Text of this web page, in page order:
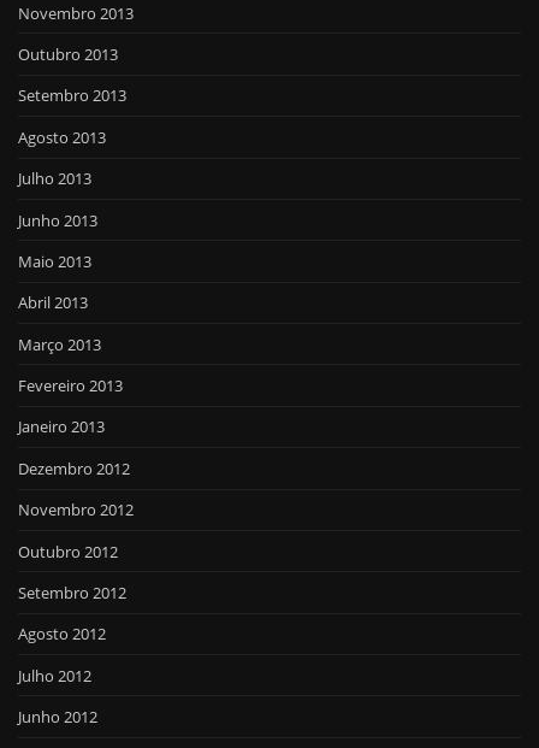
Novembro 2013
Outubro 2013
Setembro 2013
Agosto 2013
Julho 2013
Junho 2013
Maio 2013
Abril 2013
Março 2013
Fevereiro 2013
Janeiro 2013
Dezembro 2012
Novembro 2012
Outubro 2012
Setembro 2012
Agosto 2012
Julho 2012
Junho 2012